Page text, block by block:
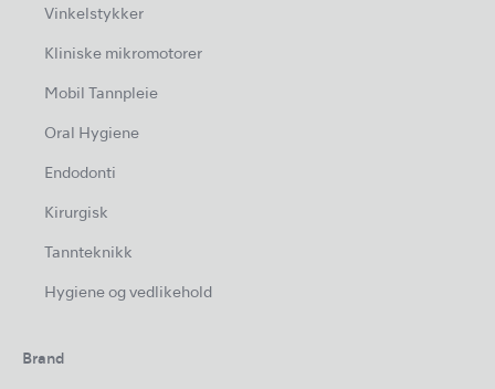
Vinkelstykker
Kliniske mikromotorer
Mobil Tannpleie
Oral Hygiene
Endodonti
Kirurgisk
Tannteknikk
Hygiene og vedlikehold
Brand